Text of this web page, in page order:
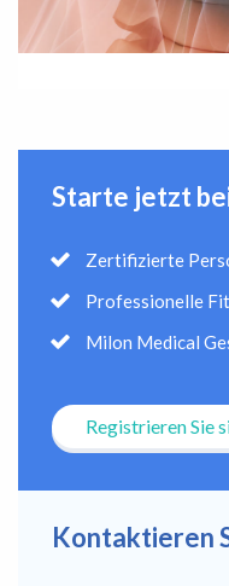
Starte jetzt
Zertifizierte
Professionelle
Milon Medical
Registrieren Sie
Kontaktieren